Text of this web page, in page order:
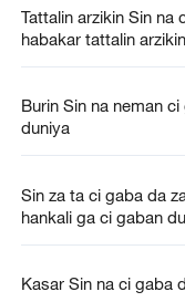
Tattalin arzikin Sin na
habakar tattalin
Burin Sin na neman
duniya
Sin za ta ci gaba da
hankali ga ci gaban
Kasar Sin na ci gaba